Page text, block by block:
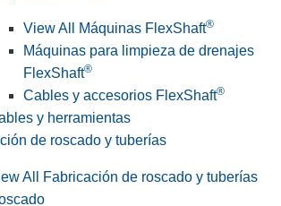
View All Máquinas FlexShaft®
Máquinas para limpieza de drenajes
FlexShaft®
Cables y accesorios FlexShaft®
y herramientas
de roscado y tuberías
All Fabricación de roscado y tuberías